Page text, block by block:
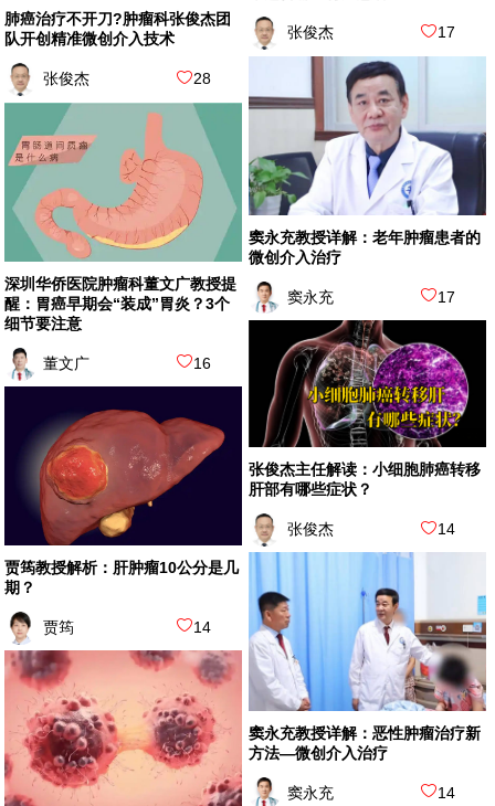
肺癌治疗不开刀?肿瘤科张俊杰团
队开创精准微创介入技术
张俊杰 28
张俊杰 17
窦永充教授详解：老年肿瘤患者的
微创介入治疗
窦永充 17
深圳华侨医院肿瘤科董文广教授提
醒：胃癌早期会“装成”胃炎？3个
细节要注意
董文广 16
张俊杰主任解读：小细胞肺癌转移
肝部有哪些症状？
张俊杰 14
贾筠教授解析：肝肿瘤10公分是几
期？
贾筠 14
窦永充教授详解：恶性肿瘤治疗新
方法—微创介入治疗
窦永充 14